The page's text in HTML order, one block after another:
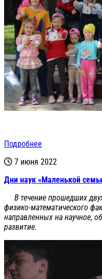
Подробнее
7 июня 2022
Дни наук «Маленькой
В течение прошедших
физико-математического
направленных на научное,
развитие.